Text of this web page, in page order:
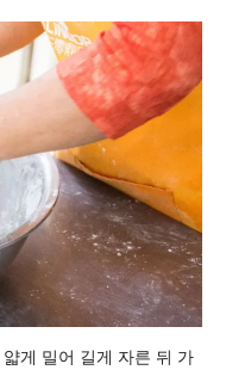
게 밀어 길게 자른 뒤 가